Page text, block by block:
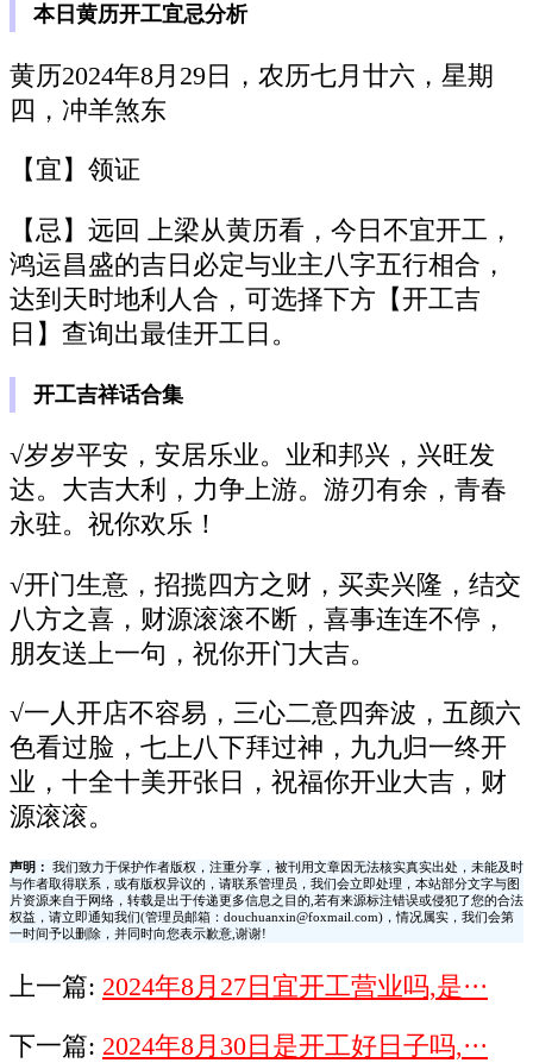
本日黄历开工宜忌分析
黄历2024年8月29日，农历七月廿六，星期
四，冲羊煞东
【宜】领证
【忌】远回 上梁从黄历看，今日不宜开工，
鸿运昌盛的吉日必定与业主八字五行相合，
达到天时地利人合，可选择下方【开工吉
日】查询出最佳开工日。
开工吉祥话合集
√岁岁平安，安居乐业。业和邦兴，兴旺发
达。大吉大利，力争上游。游刃有余，青春
永驻。祝你欢乐！
√开门生意，招揽四方之财，买卖兴隆，结交
八方之喜，财源滚滚不断，喜事连连不停，
朋友送上一句，祝你开门大吉。
√一人开店不容易，三心二意四奔波，五颜六
色看过脸，七上八下拜过神，九九归一终开
业，十全十美开张日，祝福你开业大吉，财
源滚滚。
声明：
我们致力于保护作者版权，注重分享，被刊用文章因无法核实真实出处，未能及时
与作者取得联系，或有版权异议的，请联系管理员，我们会立即处理，本站部分文字与图
片资源来自于网络，转载是出于传递更多信息之目的,若有来源标注错误或侵犯了您的合法
权益，请立即通知我们(管理员邮箱：douchuanxin@foxmail.com)，情况属实，我们会第
一时间予以删除，并同时向您表示歉意,谢谢!
上一篇: 2024年8月27日宜开工营业吗,是···
下一篇: 2024年8月30日是开工好日子吗,···